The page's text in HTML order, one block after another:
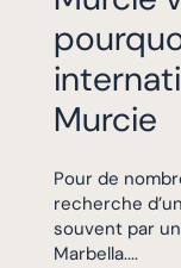
Murcie
Pour de
recherche
souvent par
Marbella....